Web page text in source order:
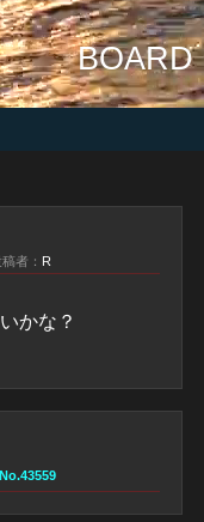
BOARD
者： R
かな？
No.43559